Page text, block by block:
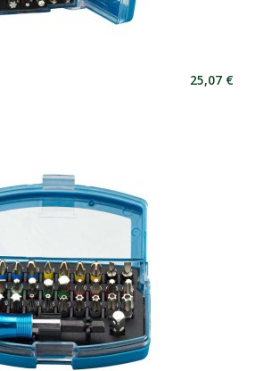
25,07 €